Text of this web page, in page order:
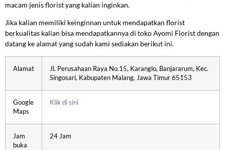
macam jenis florist yang kalian inginkan.
Jika kalian memiliki keinginnan untuk mendapatkan florist
berkualitas kalian bisa mendapatkannya di toko Ayomi Florist dengan
datang ke alamat yang sudah kami sediakan berikut ini.
Alamat
Jl. Perusahaan Raya No.15, Karanglo, Banjararum, Kec.
Singosari, Kabupaten Malang, Jawa Timur 65153
Google
Maps
Klik di sini
Jam
buka
24 Jam